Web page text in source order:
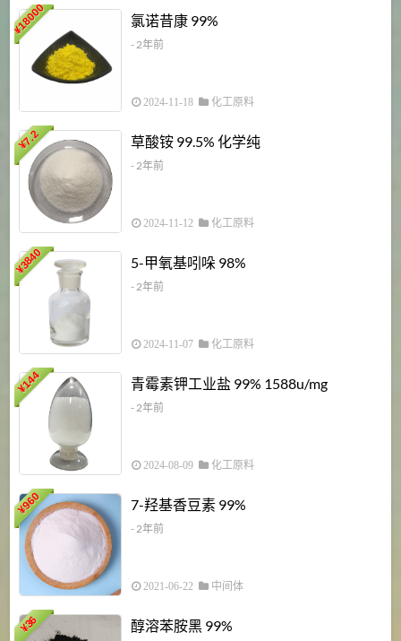
¥
18000 氯诺昔康 99%
- 2年前
2024-11-18 化工原料
¥
7.2 草酸铵 99.5% 化学纯
- 2年前
2024-11-12 化工原料
¥
3840 5-甲氧基吲哚 98%
- 2年前
2024-11-07 化工原料
¥
144 青霉素钾工业盐 99% 1588u/mg
- 2年前
2024-08-09 化工原料
¥
960 7-羟基香豆素 99%
- 2年前
2021-06-22 中间体
¥
36 醇溶苯胺黑 99%